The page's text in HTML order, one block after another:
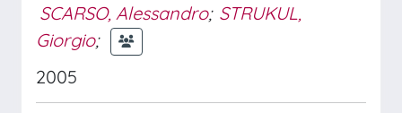
SCARSO, Alessandro; STRUKUL,
Giorgio;
2005